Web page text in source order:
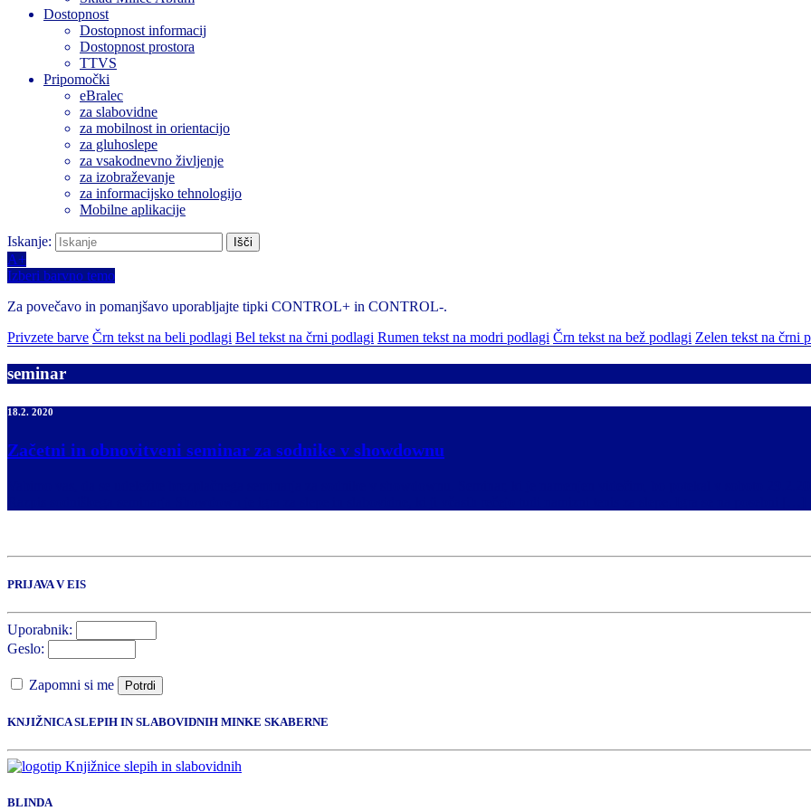
Dostopnost
Dostopnost informacij
Dostopnost prostora
TTVS
Pripomočki
eBralec
za slabovidne
za mobilnost in orientacijo
za gluhoslepe
za vsakodnevno življenje
za izobraževanje
za informacijsko tehnologijo
Mobilne aplikacije
Iskanje:
A+
Izberi barvno temo
Za povečavo in pomanjšavo uporabljajte tipki CONTROL+ in CONTROL-.
Privzete barve Črn tekst na beli podlagi Bel tekst na črni podlagi Rumen tekst na modri podlagi Črn tekst na bež podlagi Zelen tekst na črni
seminar
18.2. 2020
Začetni in obnovitveni seminar za sodnike v showdownu
PRIJAVA V EIS
Uporabnik:
Geslo:
Zapomni si me Potrdi
KNJIŽNICA SLEPIH IN SLABOVIDNIH MINKE SKABERNE
BLINDA